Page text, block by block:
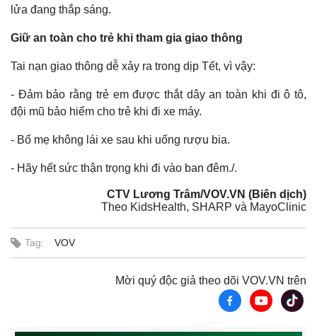
lửa đang thắp sáng.
Giữ an toàn cho trẻ khi tham gia giao thông
Tai nạn giao thông dễ xảy ra trong dịp Tết, vì vậy:
- Đảm bảo rằng trẻ em được thắt dây an toàn khi đi ô tô,
đội mũ bảo hiểm cho trẻ khi đi xe máy.
- Bố mẹ không lái xe sau khi uống rượu bia.
- Hãy hết sức thận trọng khi đi vào ban đêm./.
CTV Lương Trâm/VOV.VN (Biên dịch)
Theo KidsHealth, SHARP và MayoClinic
Tag: VOV
Mời quý độc giả theo dõi VOV.VN trên